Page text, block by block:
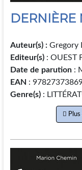
DERNIÈRE
Auteur(s) :Gregory
Editeur(s) : OUEST
Date de parution:
EAN :
Genre(s):